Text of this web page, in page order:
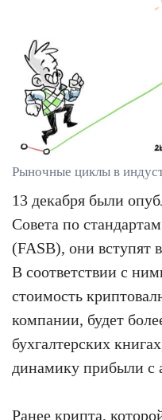
Рыночные циклы в
13 декабря были
Совета по
(FASB), они вступят
В соответствии с
стоимость
компании, будет
бухгалтерских
динамику прибыли с
Ранее крипта,